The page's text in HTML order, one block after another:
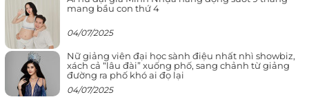
mang bầu con thứ 4
04/07/2025
Nữ giảng viên đại học sành điệu nhất nhì showbiz,
xách cả “lâu đài” xuống phố, sang chảnh từ giảng
đường ra phố khó ai đọ lại
04/07/2025